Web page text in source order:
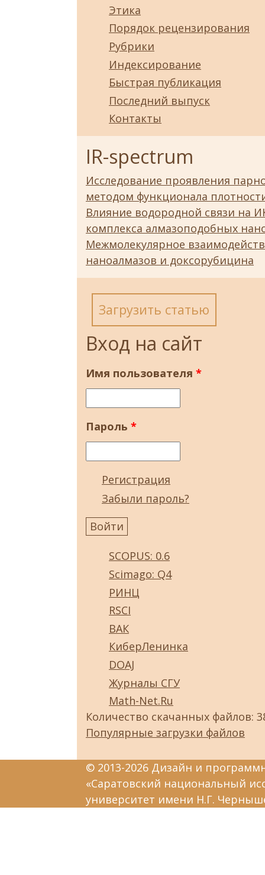
Этика
Порядок рецензирования
Рубрики
Индексирование
Быстрая публикация
Последний выпуск
Контакты
IR-spectrum
Исследование проявления
методом функционала
Влияние водородной связи на
комплекса алмазоподобных
Межмолекулярное
наноалмазов и доксорубицина
Загрузить статью
Вход на сайт
Имя пользователя *
Пароль *
Регистрация
Забыли пароль?
SCOPUS: 0.6
Scimago: Q4
РИНЦ
RSCI
ВАК
КиберЛенинка
DOAJ
Журналы СГУ
Math-Net.Ru
Количество скачанных файлов:
Популярные загрузки файлов
© 2013-2026 Дизайн и
«Саратовский национальный
университет имени Н.Г.